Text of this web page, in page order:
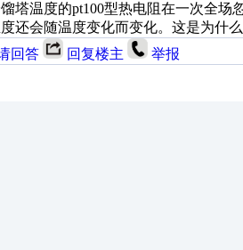
塔温度的pt100型热电阻在一次全
还会随温度变化而变化。这是为什
回答 回复楼主 举报